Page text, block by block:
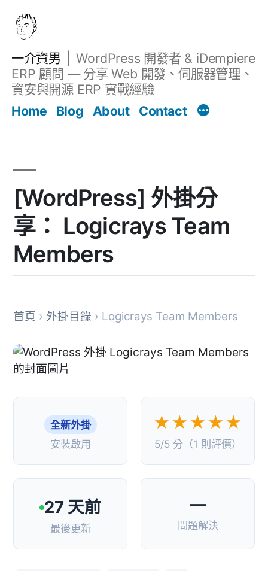
一介資男
WordPress 開發者 & iDempiere
ERP 顧問 — 分享 Web 開發、伺服器管理、
資安與開源 ERP 實戰經驗
Home
Blog About Contact
[WordPress] 外掛分
享： Logicrays Team
Members
首頁 › 外掛目錄 › Logicrays Team Members
全新外掛
安裝啟用
★★★★★
5/5 分（1 則評價）
27 天前
最後更新
—
問題解決
文章